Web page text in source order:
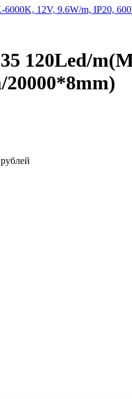
12V, 9.6W/m, IP20,
120Led/
20000*8mm)